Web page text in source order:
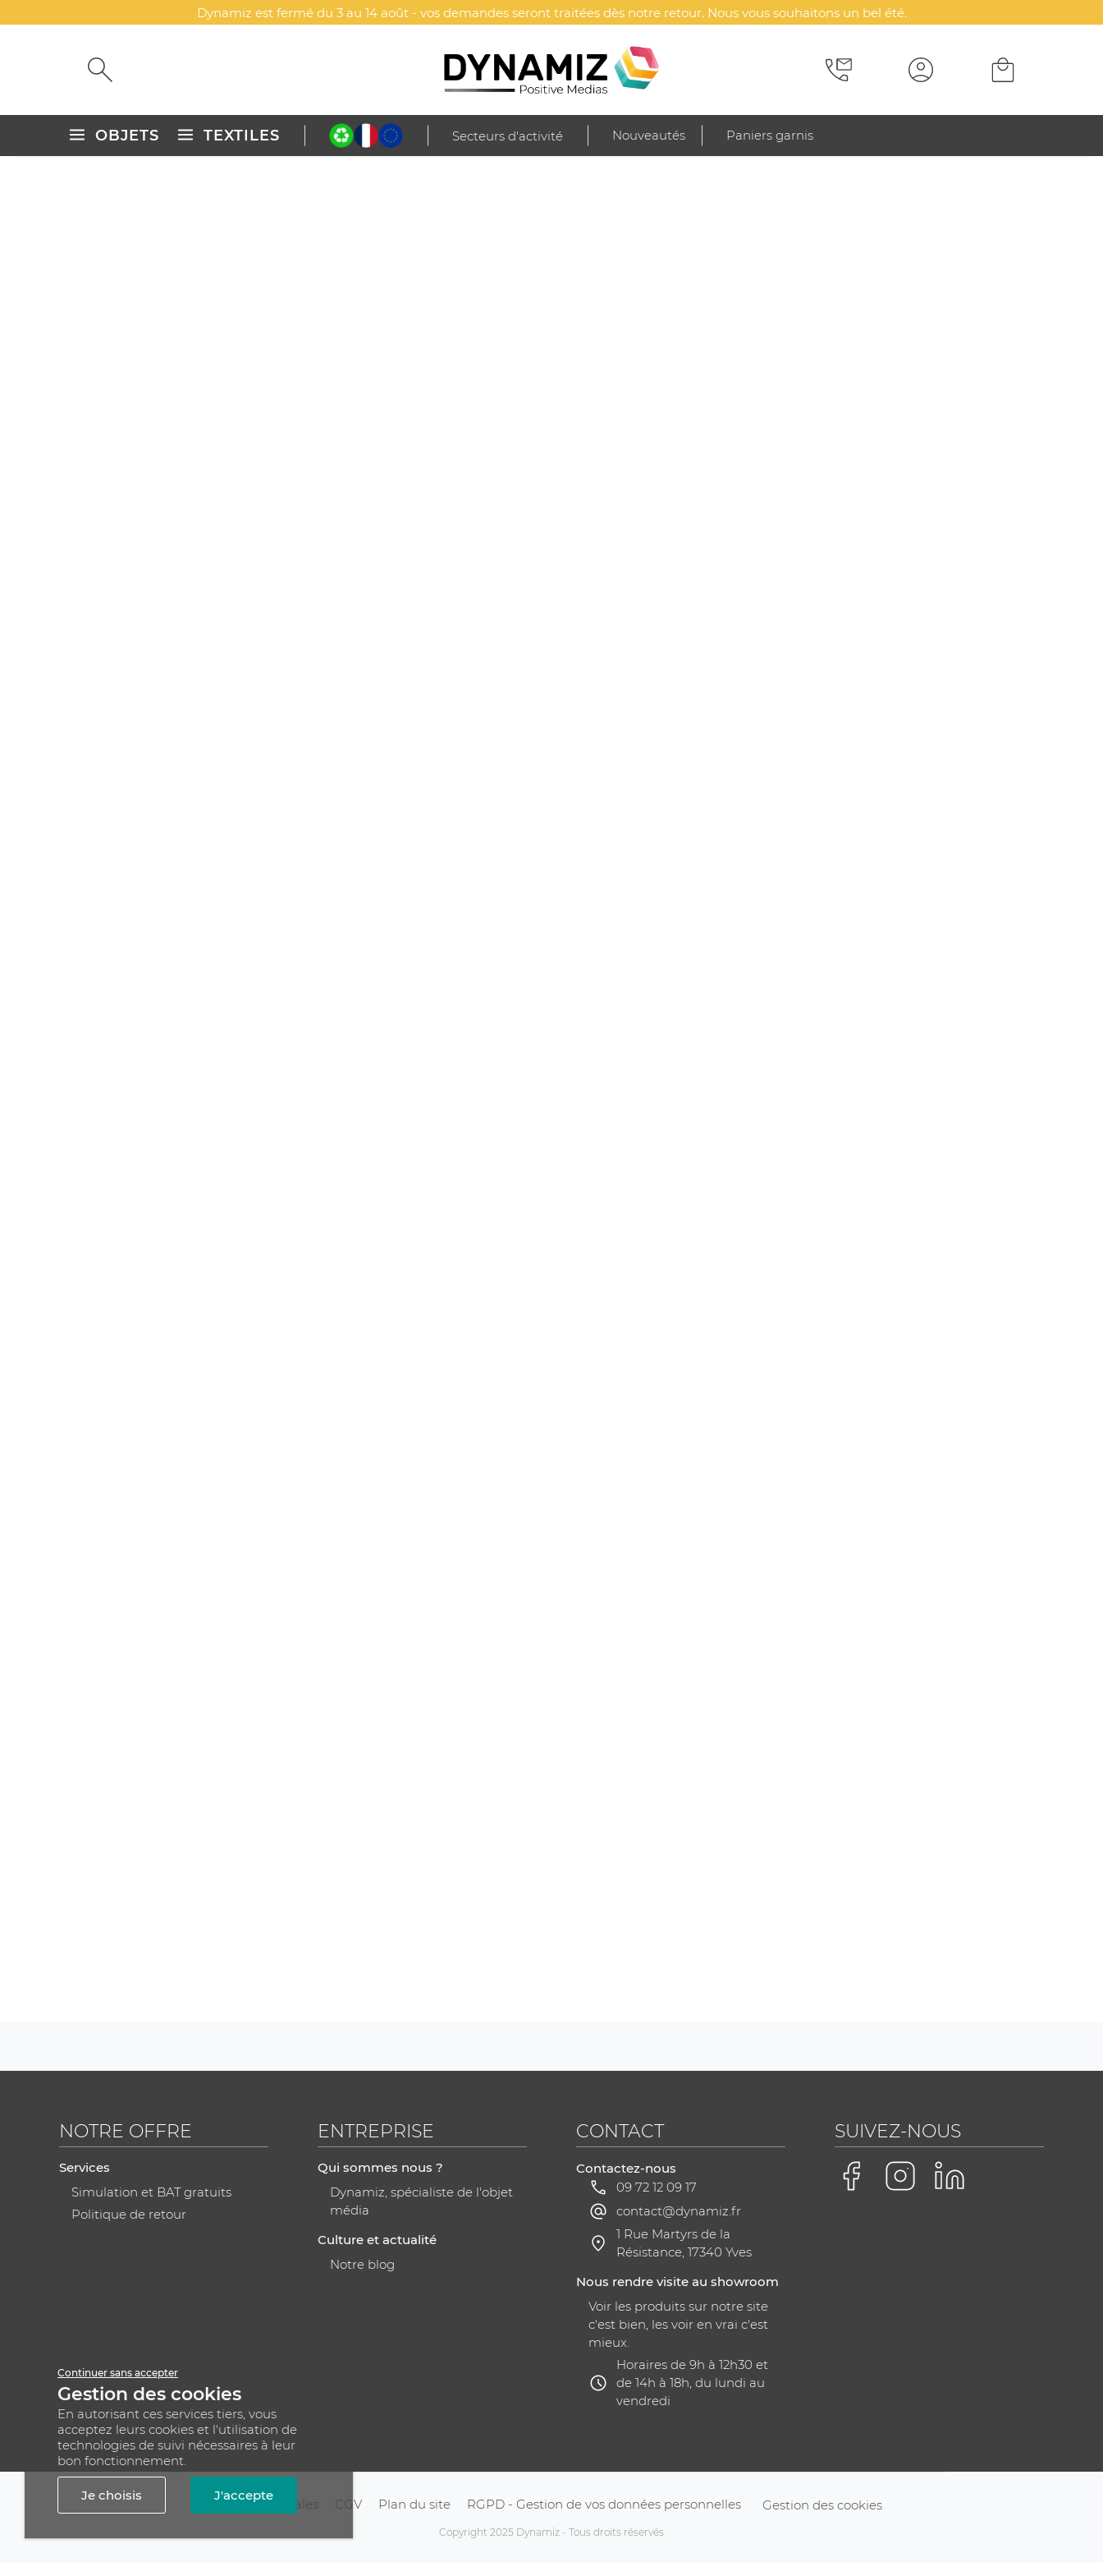
Dynamiz est fermé du 3 au 14 août - vos demandes seront traitées dès notre retour. Nous vous souhaitons un bel été.
Secteurs d'activité
OBJETS TEXTILES Nouveautés Paniers garnis
Accueil Objets publicitaires personnalisés Mugs & drinkware Mugs & tasses Mug Noël en porcelaine publicitaire - Perala
NOTRE OFFRE
Services
Simulation et BAT gratuits
Politique de retour
ENTREPRISE
Qui sommes nous ?
Dynamiz, spécialiste de l'objet
média
Culture et actualité
Notre blog
CONTACT
Contactez-nous
09 72 12 09 17
contact@dynamiz.fr
1 Rue Martyrs de la
Résistance, 17340 Yves
Nous rendre visite au showroom
Voir les produits sur notre site
c'est bien, les voir en vrai c'est
mieux.
Horaires de 9h à 12h30 et
de 14h à 18h, du lundi au
vendredi
SUIVEZ-NOUS
Mentions légales CGV Plan du site RGPD - Gestion de vos données personnelles Gestion des cookies
Copyright 2025 Dynamiz - Tous droits réservés
Continuer sans accepter
Gestion des cookies
En autorisant ces services tiers, vous
acceptez leurs cookies et l'utilisation de
technologies de suivi nécessaires à leur
bon fonctionnement.
Je choisis J'accepte